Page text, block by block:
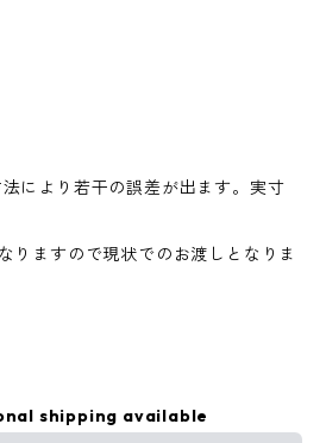
により若干の誤差が出ます。実寸
りますので現状でのお渡しとなりま
shipping available